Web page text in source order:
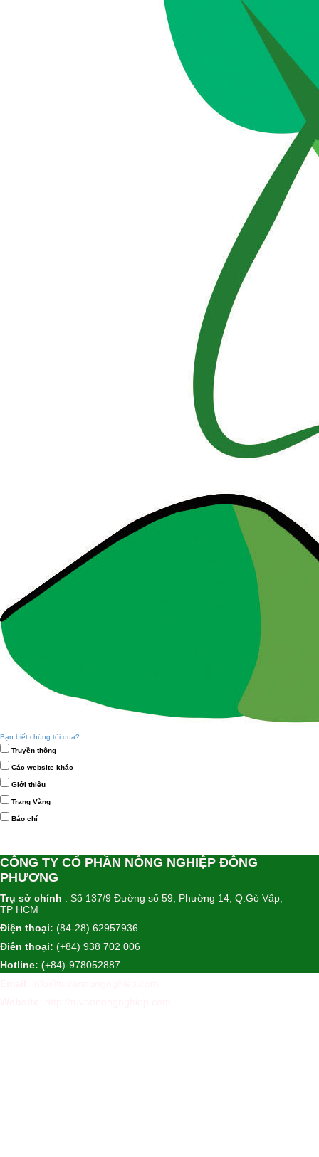
Bạn biết chúng tôi qua?
Truyền thông
Các website khác
Giới thiệu
Trang Vàng
Báo chí
CÔNG TY CỔ PHẦN NÔNG NGHIỆP ĐÔNG
PHƯƠNG
Trụ sở chính : Số 137/9 Đường số 59, Phường 14, Q.Gò Vấp,
TP HCM
Điện thoại: (84-28) 62957936
Điên thoại: (+84) 938 702 006
Hotline: (+84)-978052887